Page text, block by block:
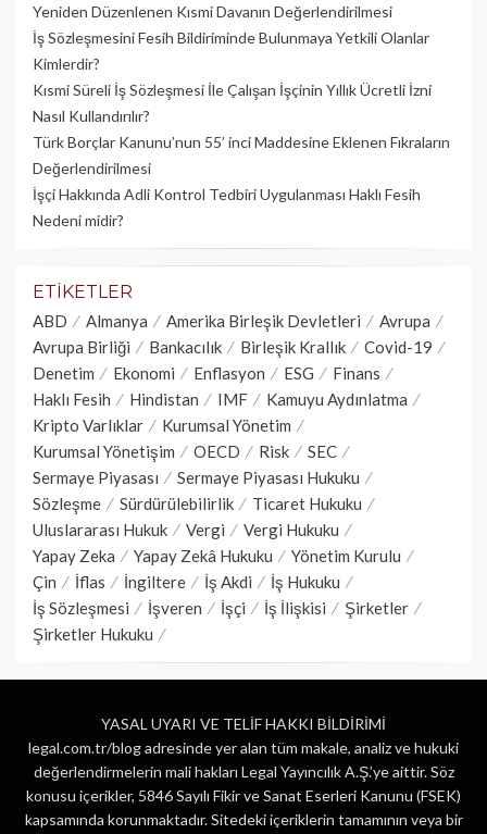
Yeniden Düzenlenen Kısmi Davanın Değerlendirilmesi
İş Sözleşmesini Fesih Bildiriminde Bulunmaya Yetkili Olanlar
Kimlerdir?
Kısmi Süreli İş Sözleşmesi İle Çalışan İşçinin Yıllık Üc­retli İzni
Nasıl Kullandırılır?
Türk Borçlar Kanunu’nun 55’ inci Maddesine Eklenen Fıkraların
Değerlendirilmesi
İşçi Hakkında Adli Kontrol Tedbiri Uygulanması Haklı Fesih
Nedeni midir?
ETIKETLER
ABD Almanya Amerika Birleşik Devletleri
Avrupa
Avrupa Birliği
Bankacılık Birleşik Krallık
Covid-19
Denetim
Ekonomi Enflasyon ESG
Finans
Haklı Fesih
Hindistan IMF
Kamuyu Aydınlatma
Kripto Varlıklar
Kurumsal Yönetim
Kurumsal Yönetişim
OECD Risk
SEC
Sermaye Piyasası
Sermaye Piyasası Hukuku
Sözleşme
Sürdürülebilirlik
Ticaret Hukuku
Uluslararası Hukuk
Vergi
Vergi Hukuku
Yapay Zeka
Yapay Zekâ Hukuku
Yönetim Kurulu
Çin
İflas İngiltere İş Akdi
İş Hukuku
İş Sözleşmesi
İşveren İşçi İş İlişkisi
Şirketler
Şirketler Hukuku
YASAL UYARI VE TELİF HAKKI BİLDİRİMİ
legal.com.tr/blog adresinde yer alan tüm makale, analiz ve hukuki
değerlendirmelerin mali hakları Legal Yayıncılık A.Ş.’ye aittir. Söz
konusu içerikler, 5846 Sayılı Fikir ve Sanat Eserleri Kanunu (FSEK)
kapsamında korunmaktadır. Sitedeki içeriklerin tamamının veya bir